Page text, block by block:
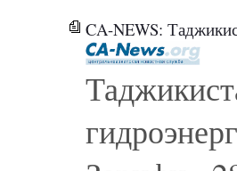
CA-NEWS: Таджикистан